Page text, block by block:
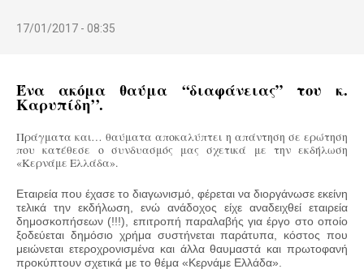
17/01/2017 - 08:35
Ένα ακόμα θαύμα “διαφάνειας” του κ.
Καρυπίδη’’.
Πράγματα και… θαύματα αποκαλύπτει η απάντηση σε ερώτηση
που κατέθεσε ο συνδυασμός μας σχετικά με την εκδήλωση
«Κερνάμε Ελλάδα».
Εταιρεία που έχασε το διαγωνισμό, φέρεται να διοργάνωσε εκείνη
τελικά την εκδήλωση, ενώ ανάδοχος είχε αναδειχθεί εταιρεία
δημοσκοπήσεων (!!!), επιτροπή παραλαβής για έργο στο οποίο
ξοδεύεται δημόσιο χρήμα συστήνεται παράτυπα, κόστος που
μειώνεται ετεροχρονισμένα και άλλα θαυμαστά και πρωτοφανή
προκύπτουν σχετικά με το θέμα «Κερνάμε Ελλάδα».